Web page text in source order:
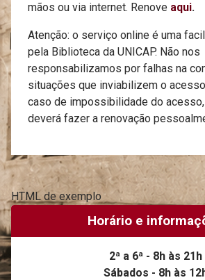
mãos ou via internet. Renove aqui.
Atenção: o serviço online é uma
pela Biblioteca da UNICAP. Não nos
responsabilizamos por falhas na
situações que inviabilizem o
caso de impossibilidade do
deverá fazer a renovação
HTML de exemplo
Horário e
2ª a 6ª - 8h às 21h
Sábados - 8h às